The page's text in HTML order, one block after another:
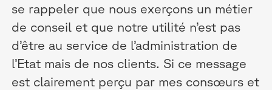
se rappeler que nous exerçons un métier
de conseil et que notre utilité n’est pas
d’être au service de l’administration de
l’Etat mais de nos clients. Si ce message
est clairement perçu par mes consœurs et